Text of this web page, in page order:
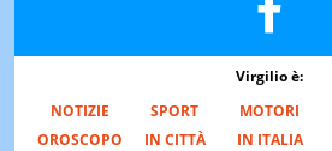
Virgilio è:
NOTIZIE
SPORT MOTORI
OROSCOPO
IN CITTÀ IN ITALIA